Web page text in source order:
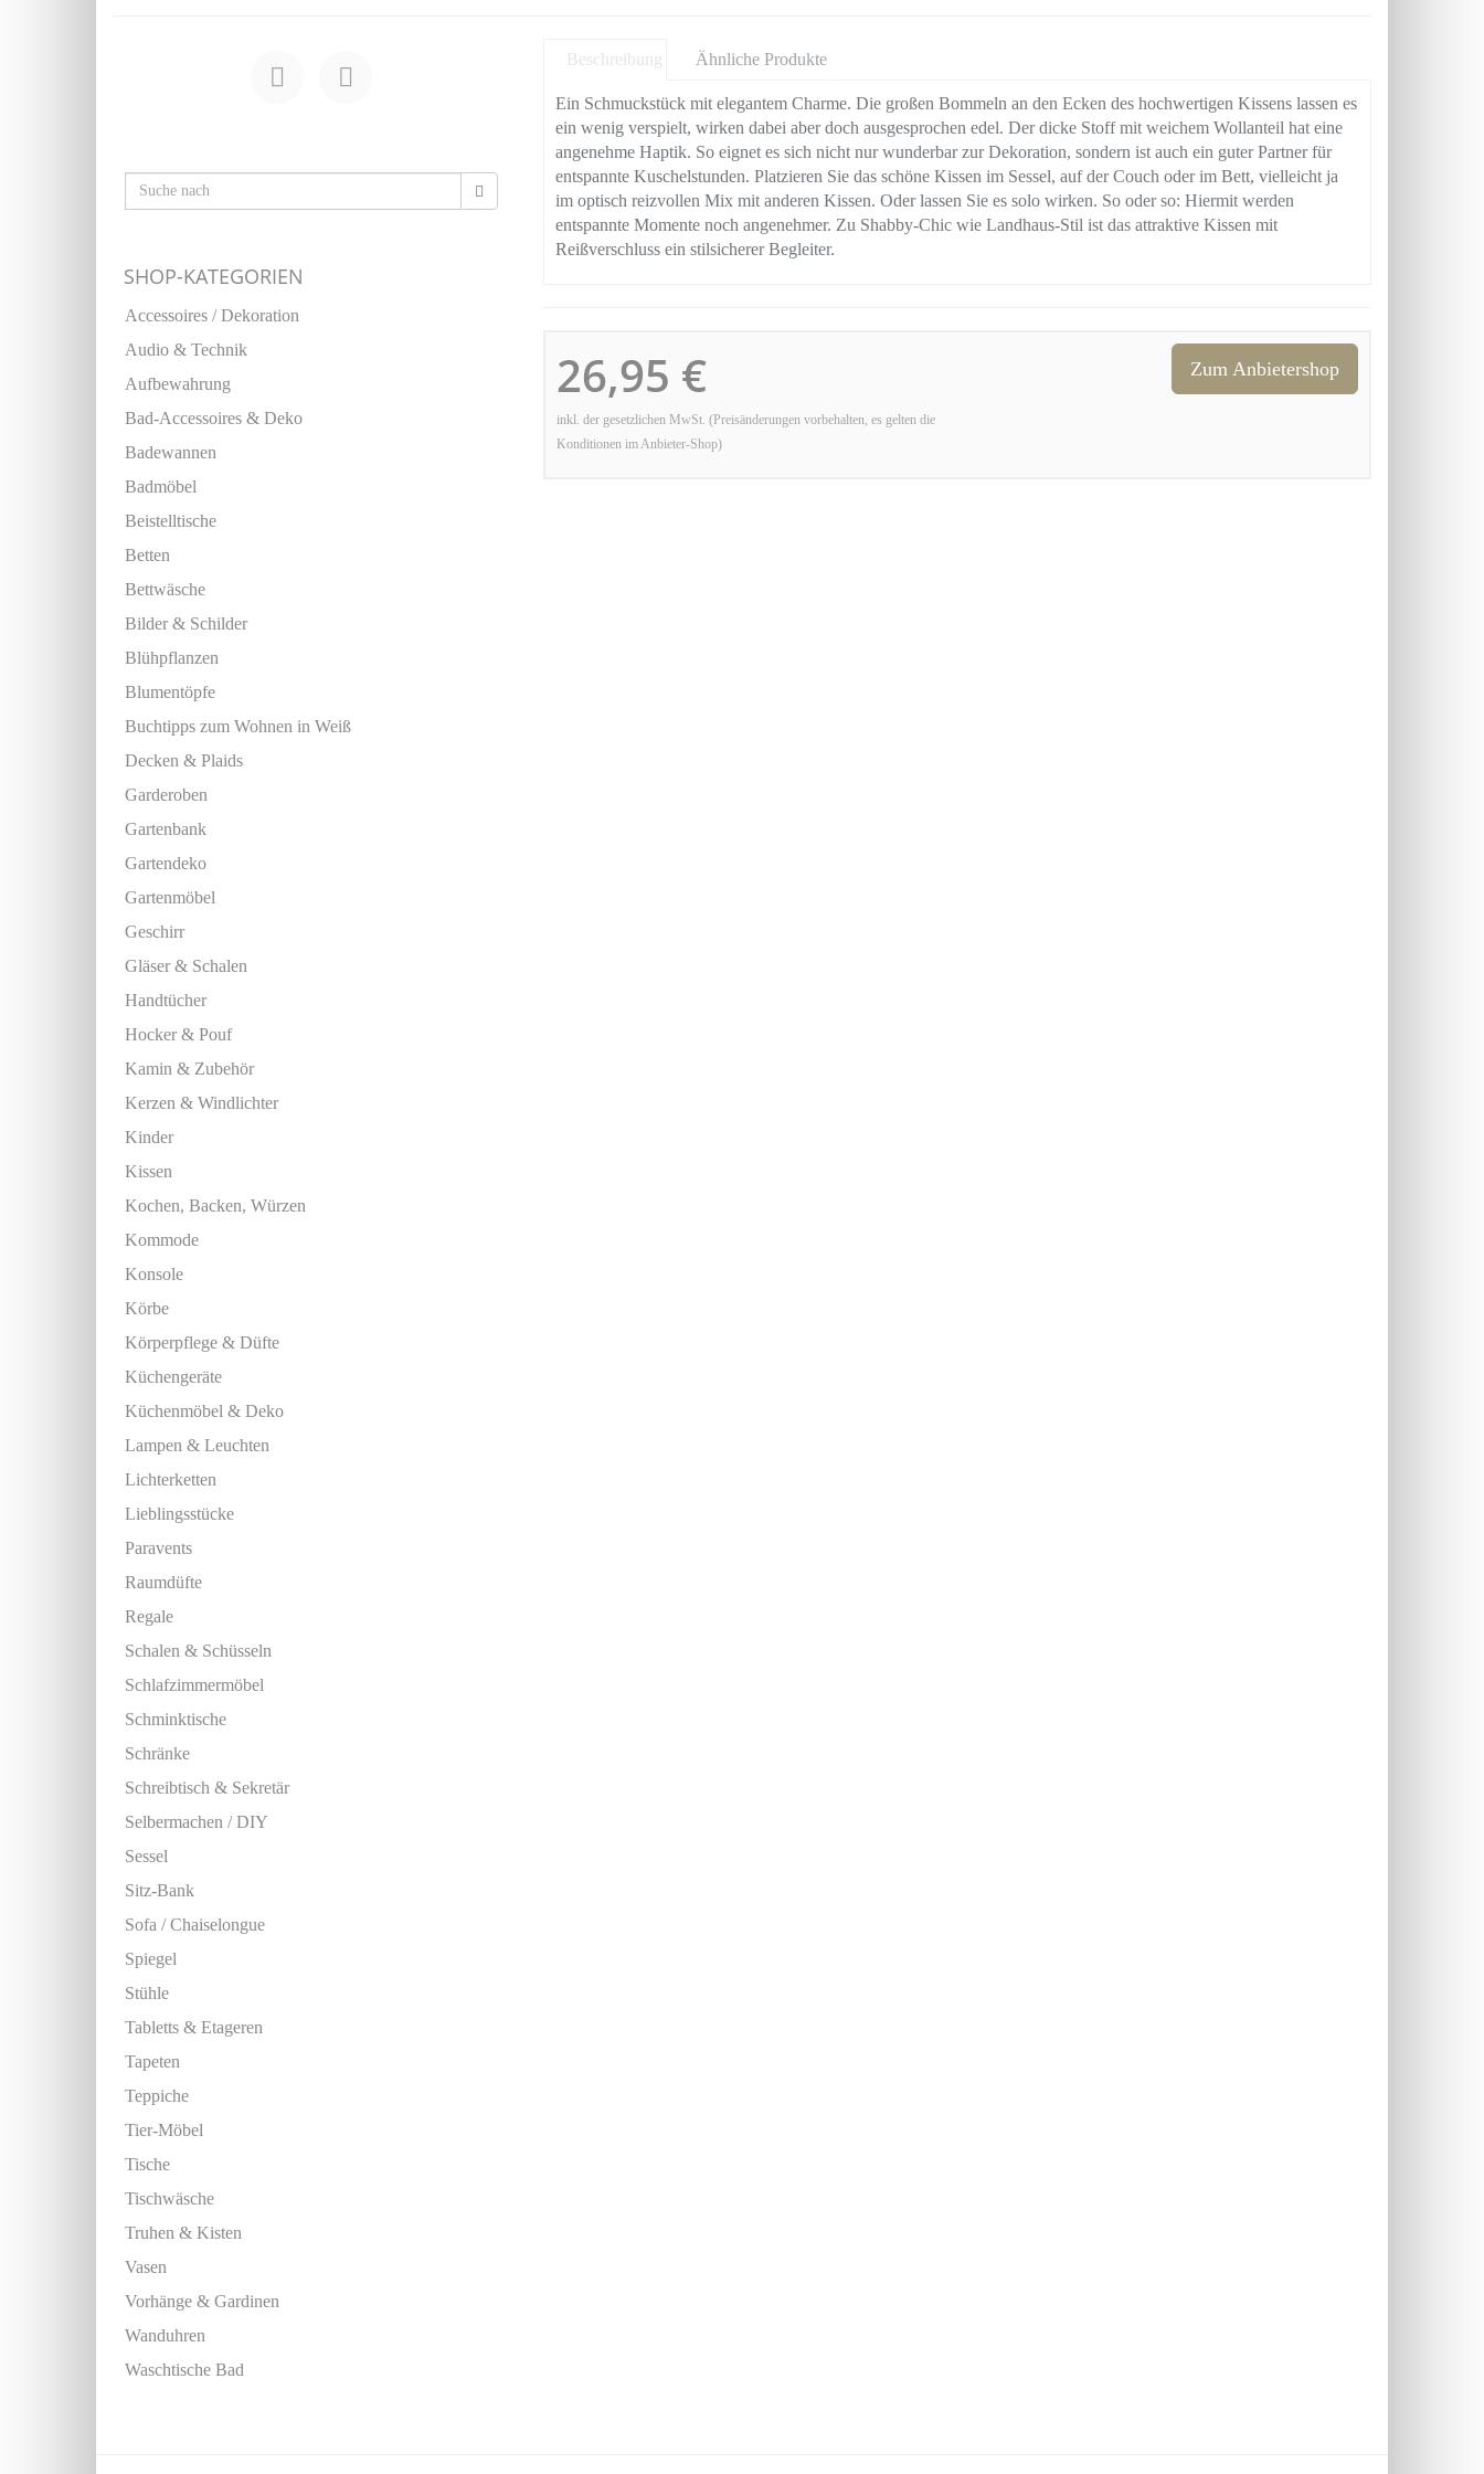
Beschreibung Ähnliche Produkte
Ein Schmuckstück mit elegantem Charme. Die großen Bommeln an den Ecken des hochwertigen Kissens lassen es
ein wenig verspielt, wirken dabei aber doch ausgesprochen edel. Der dicke Stoff mit weichem Wollanteil hat eine
angenehme Haptik. So eignet es sich nicht nur wunderbar zur Dekoration, sondern ist auch ein guter Partner für
entspannte Kuschelstunden. Platzieren Sie das schöne Kissen im Sessel, auf der Couch oder im Bett, vielleicht ja
im optisch reizvollen Mix mit anderen Kissen. Oder lassen Sie es solo wirken. So oder so: Hiermit werden
entspannte Momente noch angenehmer. Zu Shabby-Chic wie Landhaus-Stil ist das attraktive Kissen mit
Reißverschluss ein stilsicherer Begleiter.
26,95 €
inkl. der gesetzlichen MwSt. (Preisänderungen vorbehalten, es gelten die
Konditionen im Anbieter-Shop)
Zum Anbietershop
SHOP-KATEGORIEN
Accessoires / Dekoration
Audio & Technik
Aufbewahrung
Bad-Accessoires & Deko
Badewannen
Badmöbel
Beistelltische
Betten
Bettwäsche
Bilder & Schilder
Blühpflanzen
Blumentöpfe
Buchtipps zum Wohnen in Weiß
Decken & Plaids
Garderoben
Gartenbank
Gartendeko
Gartenmöbel
Geschirr
Gläser & Schalen
Handtücher
Hocker & Pouf
Kamin & Zubehör
Kerzen & Windlichter
Kinder
Kissen
Kochen, Backen, Würzen
Kommode
Konsole
Körbe
Körperpflege & Düfte
Küchengeräte
Küchenmöbel & Deko
Lampen & Leuchten
Lichterketten
Lieblingsstücke
Paravents
Raumdüfte
Regale
Schalen & Schüsseln
Schlafzimmermöbel
Schminktische
Schränke
Schreibtisch & Sekretär
Selbermachen / DIY
Sessel
Sitz-Bank
Sofa / Chaiselongue
Spiegel
Stühle
Tabletts & Etageren
Tapeten
Teppiche
Tier-Möbel
Tische
Tischwäsche
Truhen & Kisten
Vasen
Vorhänge & Gardinen
Wanduhren
Waschtische Bad